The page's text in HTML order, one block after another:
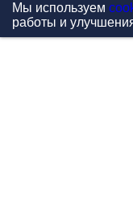
Мы используем
работы и